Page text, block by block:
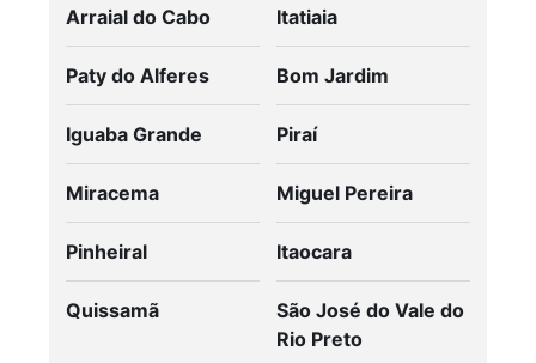
Arraial do Cabo Itatiaia
Paty do Alferes Bom Jardim
Iguaba Grande Piraí
Miracema Miguel Pereira
Pinheiral Itaocara
Quissamã
São José do Vale do
Rio Preto